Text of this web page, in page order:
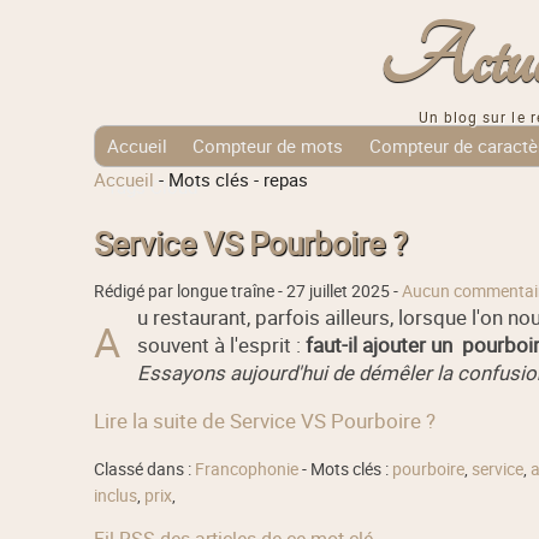
Un blog sur le
Accueil Compteur de mots Compteur de
Tags Cloud
Accueil - Mots clés - repas
Service VS Pourboire ?
Rédigé par longue traîne -27 juillet 2025-Aucun
A
u restaurant, parfois ailleurs, lorsque l'on
souvent à l'esprit : faut-il ajouter un
Essayons aujourd'hui de démêler la
Lire la suite de Service VS Pourboire ?
Classé dans : Francophonie- Mots clés : pourboire, service,
inclus, prix,